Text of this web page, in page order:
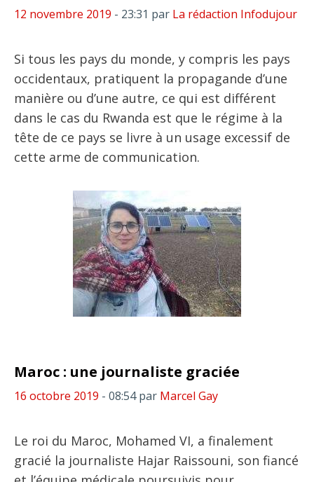
12 novembre 2019 - 23:31 par La rédaction Infodujour
Si tous les pays du monde, y compris les pays
occidentaux, pratiquent la propagande d’une
manière ou d’une autre, ce qui est différent
dans le cas du Rwanda est que le régime à la
tête de ce pays se livre à un usage excessif de
cette arme de communication.
Maroc : une journaliste graciée
16 octobre 2019 - 08:54 par Marcel Gay
Le roi du Maroc, Mohamed VI, a finalement
gracié la journaliste Hajar Raissouni, son fiancé